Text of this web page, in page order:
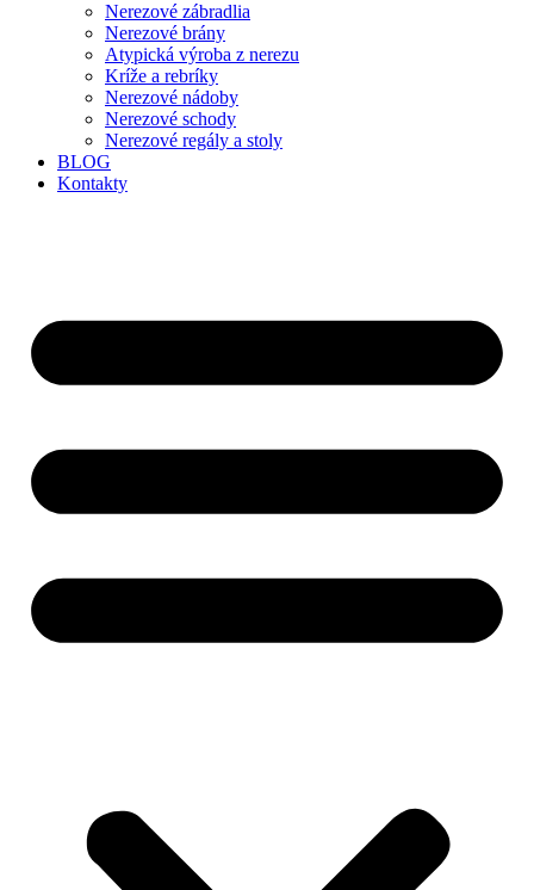
Nerezové zábradlia
Nerezové brány
Atypická výroba z nerezu
Kríže a rebríky
Nerezové nádoby
Nerezové schody
Nerezové regály a stoly
BLOG
Kontakty